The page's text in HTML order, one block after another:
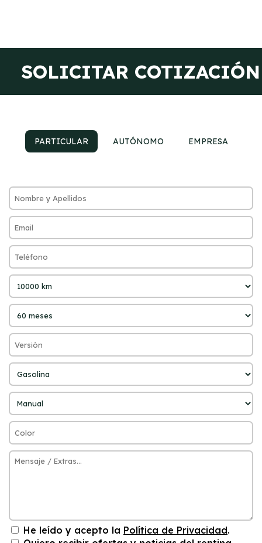
SOLICITAR COTIZACIÓN
PARTICULAR AUTÓNOMO EMPRESA
He leído y acepto la Política de Privacidad.